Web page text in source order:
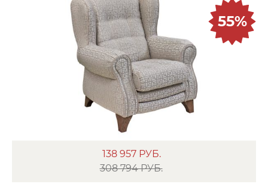
138 957 РУБ.
308 794 РУБ.
55%